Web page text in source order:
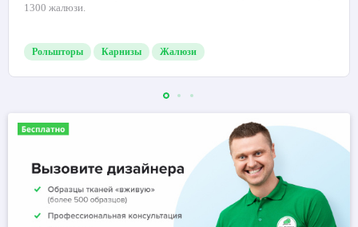
1300 жалюзи.
Рольшторы Карнизы Жалюзи